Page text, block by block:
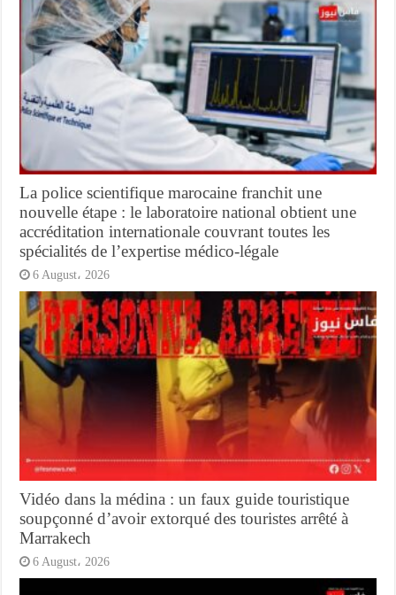
La police scientifique marocaine franchit une
nouvelle étape : le laboratoire national obtient une
accréditation internationale couvrant toutes les
spécialités de l’expertise médico-légale
6 August، 2026
Vidéo dans la médina : un faux guide touristique
soupçonné d’avoir extorqué des touristes arrêté à
Marrakech
6 August، 2026